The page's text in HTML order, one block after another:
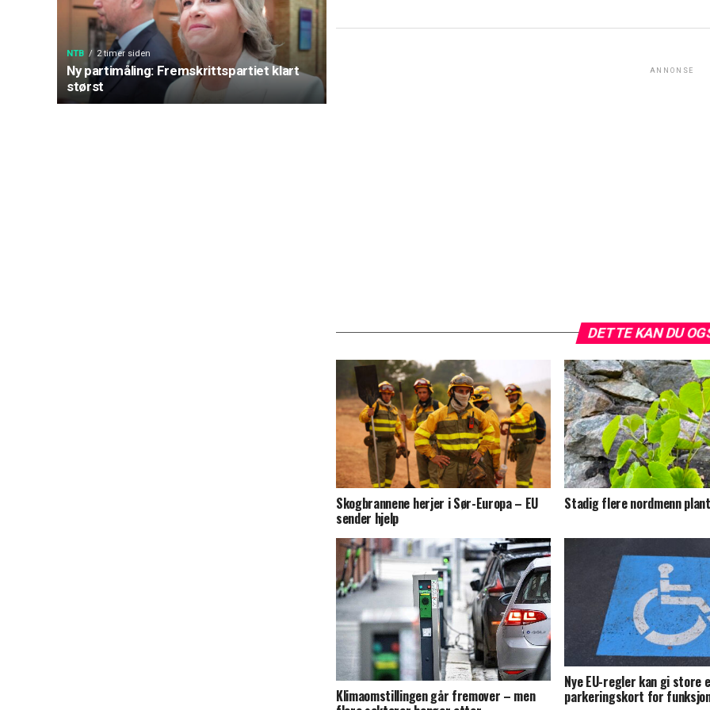
NTB 2 timer siden
Ny partimåling: Fremskrittspartiet klart
størst
ANNONSE
DETTE KAN DU
Skogbrannene herjer i Sør-Europa – EU
sender hjelp
Stadig flere nordmenn
Klimaomstillingen går fremover – men
Nye EU-regler kan gi store
parkeringskort for